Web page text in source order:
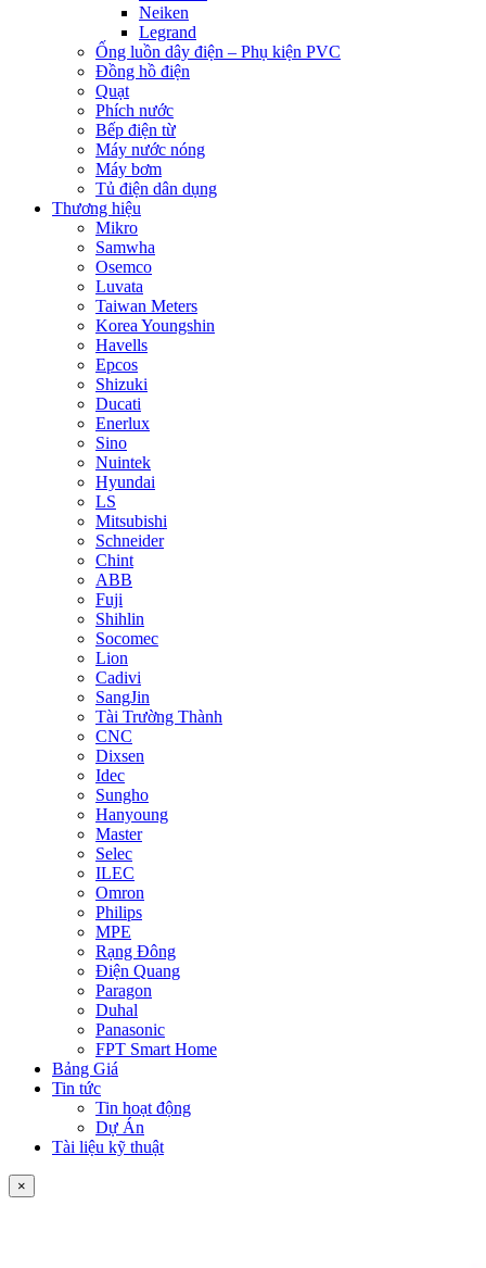
Neiken
Legrand
Ống luồn dây điện – Phụ kiện PVC
Đồng hồ điện
Quạt
Phích nước
Bếp điện từ
Máy nước nóng
Máy bơm
Tủ điện dân dụng
Thương hiệu
Mikro
Samwha
Osemco
Luvata
Taiwan Meters
Korea Youngshin
Havells
Epcos
Shizuki
Ducati
Enerlux
Sino
Nuintek
Hyundai
LS
Mitsubishi
Schneider
Chint
ABB
Fuji
Shihlin
Socomec
Lion
Cadivi
SangJin
Tài Trường Thành
CNC
Dixsen
Idec
Sungho
Hanyoung
Master
Selec
ILEC
Omron
Philips
MPE
Rạng Đông
Điện Quang
Paragon
Duhal
Panasonic
FPT Smart Home
Bảng Giá
Tin tức
Tin hoạt động
Dự Án
Tài liệu kỹ thuật
×